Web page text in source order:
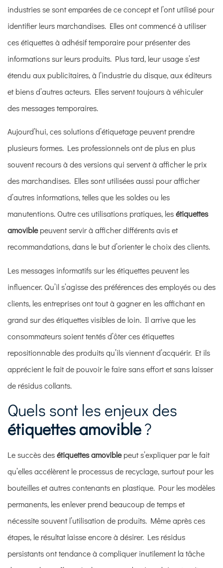
industries se sont emparées de ce concept et l’ont utilisé pour
identifier leurs marchandises. Elles ont commencé à utiliser
ces étiquettes à adhésif temporaire pour présenter des
informations sur leurs produits. Plus tard, leur usage s’est
étendu aux publicitaires, à l’industrie du disque, aux éditeurs
et biens d’autres acteurs. Elles servent toujours à véhiculer
des messages temporaires.
Aujourd’hui, cessolutions d’étiquetage peuvent prendre
plusieurs formes. Les professionnels ont de plus en plus
souvent recours à des versions qui servent à afficher le prix
des marchandises. Elles sont utilisées aussi pour afficher
d’autres informations, telles que les soldes ou les
manutentions. Outre ces utilisations pratiques, lesétiquettes
amoviblepeuvent servir à afficher différents avis et
recommandations, dans le but d’orienter le choix des clients.
Les messages informatifs sur les étiquettes peuvent les
influencer. Qu’il s’agisse des préférences des employés ou des
clients, les entreprises ont tout à gagner en les affichant en
grand sur des étiquettes visibles de loin. Il arrive que les
consommateurs soient tentés d’ôter cesétiquettes
repositionnabledes produits qu’ils viennent d’acquérir. Et ils
apprécient le fait de pouvoir le faire sans effort et sans laisser
de résidus collants.
Quels sont les enjeux des
étiquettes amovible?
Le succès desétiquettes amoviblepeut s’expliquer par le fait
qu’elles accélèrent le processus de recyclage, surtout pour les
bouteilles et autres contenants en plastique. Pour les modèles
permanents, les enlever prend beaucoup de temps et
nécessite souvent l’utilisation de produits. Même après ces
étapes, le résultat laisse encore à désirer. Les résidus
persistants ont tendance à compliquer inutilement la tâche